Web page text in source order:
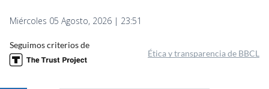
Miércoles 05 Agosto, 2026 | 23:51
Seguimos criterios de
Ética y transparencia de BBCL